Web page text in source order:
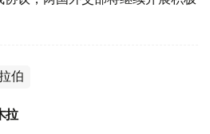
伯
拉